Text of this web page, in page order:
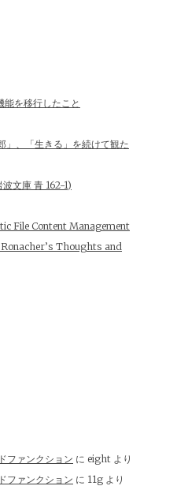
を移行したこと
」、「生きる」を続けて観た
文庫 青 162-1)
File Content Management
Thoughts and
ファンクション に eight より
ファンクション に 11g より